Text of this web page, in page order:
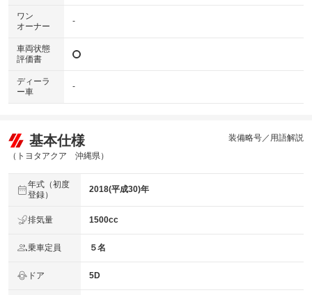
ワン
オーナー
-
車両状態
評価書
ディーラ
ー車
-
基本仕様
（トヨタアクア 沖縄県）
装備略号／用語解説
年式（初度
登録）
2018(平成30)年
排気量 1500cc
乗車定員 ５名
ドア 5D